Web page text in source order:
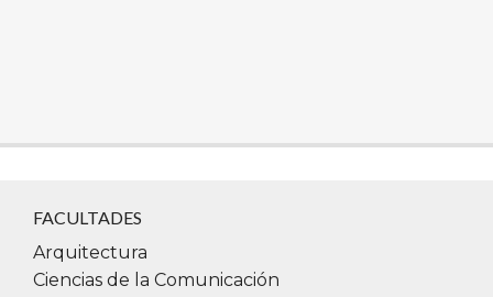
FACULTADES
Arquitectura
Ciencias de la Comunicación